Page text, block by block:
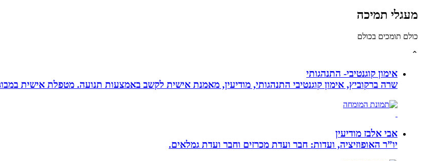
מעגלי תמיכה
כולם תומכים בכולם
⌃
אימון קוגנטיבי- התנהגותי
שרה ברקוביץ, אימון קוגנטיבי התנהגותי, מודיעין, מאמנת אישית לקשב באמצעות תנועה. מטפלת אישית
אבי אלבז מודיעין
יו”ר האופוזיציה, ועדות: חבר ועדת מכרזים וחבר ועדת גמלאים.